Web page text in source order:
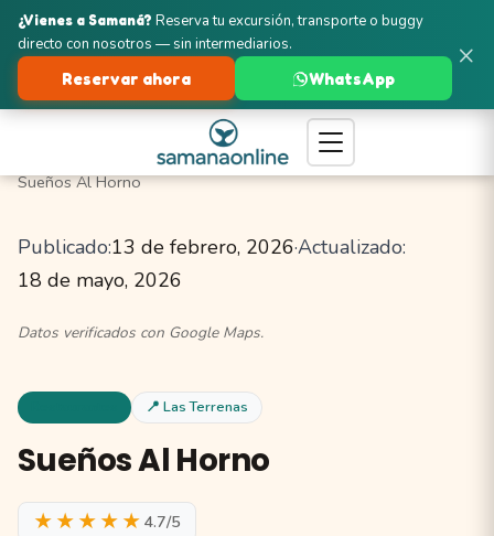
Turismo en Samaná Las Terrenas
Restaurantes
Sueños Al Horno
Publicado:13 de febrero, 2026·Actualizado:
18 de mayo, 2026
Datos verificados con Google Maps.
📍 Las Terrenas
Sueños Al Horno
★★★★★ 4.7/5
×
¿Vienes a Samaná? Reserva tu excursión, transporte o buggy
directo con nosotros — sin intermediarios.
Reservar ahora WhatsApp